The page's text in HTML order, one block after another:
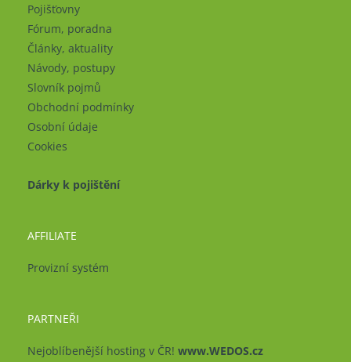
Pojišťovny
Fórum, poradna
Články, aktuality
Návody, postupy
Slovník pojmů
Obchodní podmínky
Osobní údaje
Cookies
Dárky k pojištění
AFFILIATE
Provizní systém
PARTNEŘI
Nejoblíbenější hosting v ČR! www.WEDOS.cz